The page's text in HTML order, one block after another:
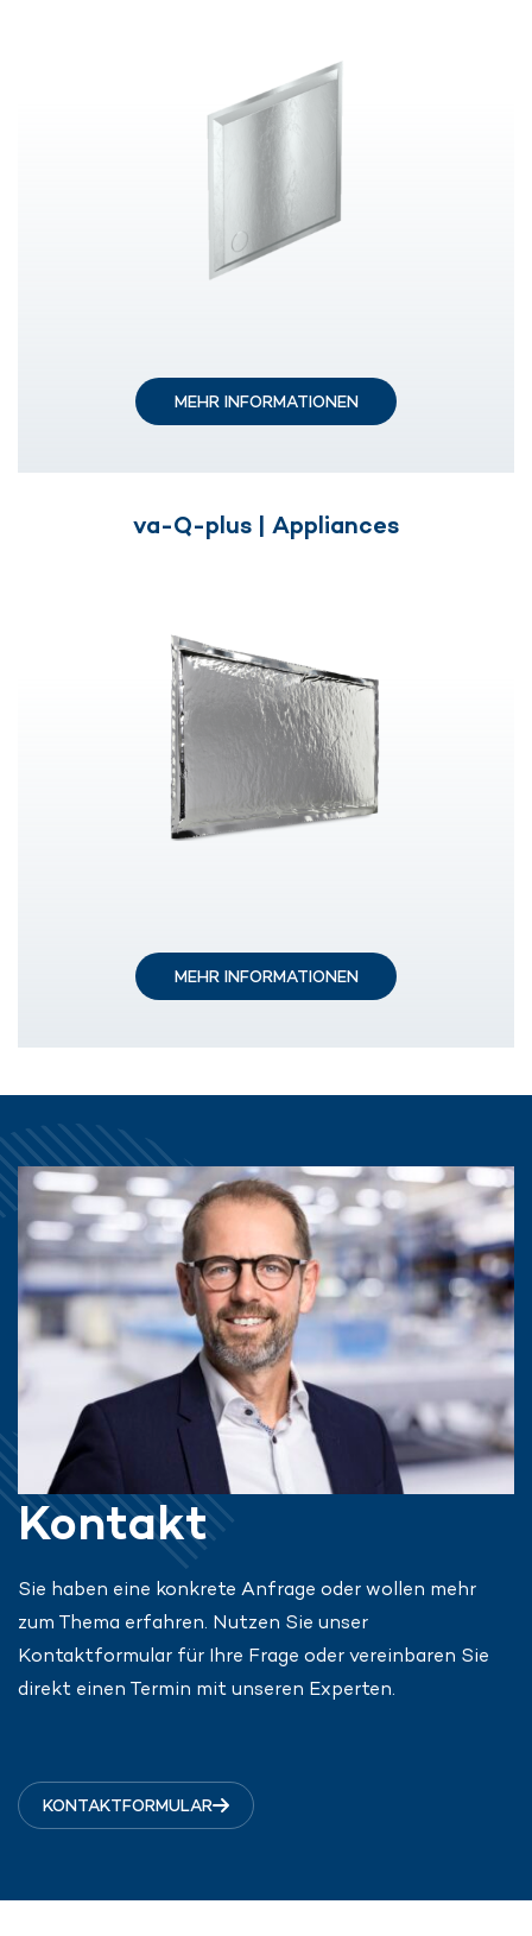
MEHR INFORMATIONEN
va-Q-plus | Appliances
MEHR INFORMATIONEN
Kontakt
Sie haben eine konkrete Anfrage oder wollen mehr
zum Thema erfahren. Nutzen Sie unser
Kontaktformular für Ihre Frage oder vereinbaren Sie
direkt einen Termin mit unseren Experten.
KONTAKTFORMULAR